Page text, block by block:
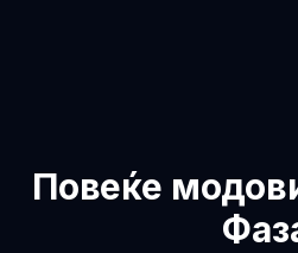
Повеќе